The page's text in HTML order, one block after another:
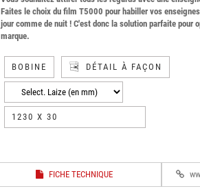
Faites le choix du film T5000 pour habiller vos
jour comme de nuit ! C'est donc la solution parfaite pour
marque.
BOBINE DÉTAIL À FAÇON
1230 X 30
FICHE TECHNIQUE